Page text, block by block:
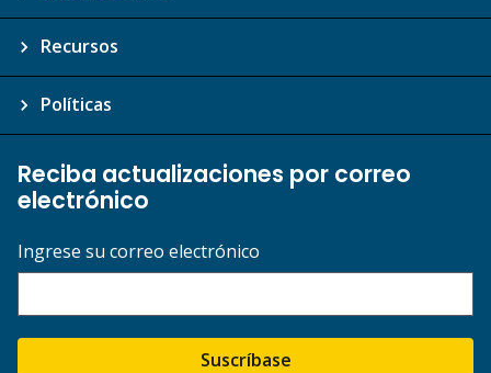
Recursos
Políticas
Reciba actualizaciones por correo
electrónico
Ingrese su correo electrónico
Suscríbase